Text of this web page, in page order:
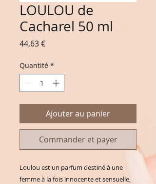
LOULOU de
Cacharel 50 ml
44,63 €Prix
Quantité *
Ajouter au panier
Commander et payer
Loulou est un parfum destiné à une
femme à la fois innocente et sensuelle,